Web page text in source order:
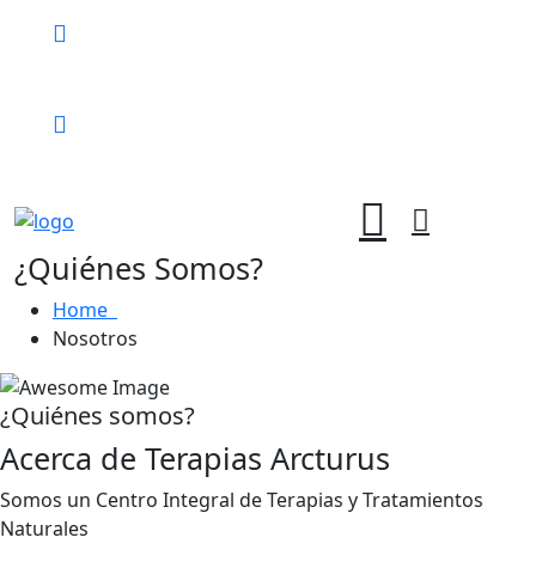
¿Quiénes Somos?
Home
Nosotros
¿Quiénes somos?
Acerca de Terapias Arcturus
Somos un Centro Integral de Terapias y Tratamientos
Naturales